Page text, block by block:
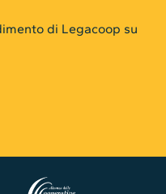
di Legacoop su